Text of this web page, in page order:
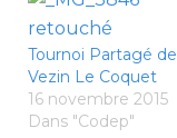
Tournoi Partagé de
Vezin Le Coquet
16 novembre 2015
Dans "Codep"